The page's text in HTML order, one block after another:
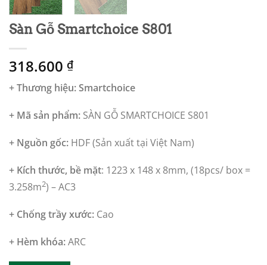
Sàn Gỗ Smartchoice S801
318.600 ₫
+ Thương hiệu: Smartchoice
+ Mã sản phẩm: SÀN GỖ SMARTCHOICE S801
+ Nguồn gốc: HDF (Sản xuất tại Việt Nam)
+ Kích thước, bề mặt: 1223 x 148 x 8mm, (18pcs/ box =
3.258m2) – AC3
+ Chống trầy xước: Cao
+ Hèm khóa:ARC